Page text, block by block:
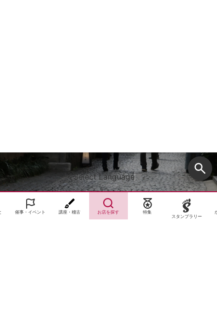
Select Language▼
催事・イベント 講座・稽古 お店を探す
特集
スタンプラリー